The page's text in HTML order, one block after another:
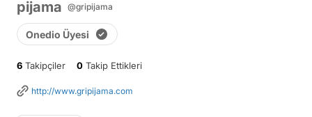
pijama @gripijama
Onedio Üyesi
6 Takipçiler 0 Takip Ettikleri
http://www.gripijama.com